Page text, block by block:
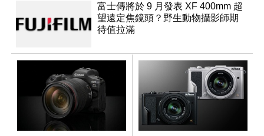
富士傳將於 9 月發表 XF 400mm 超
望遠定焦鏡頭？野生動物攝影師期
待值拉滿